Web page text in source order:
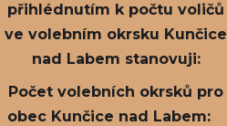
přihlédnutím k počtu voličů
ve volebním okrsku Kunčice
nad Labem stanovuji:
Počet volebních okrsků pro
obec Kunčice nad Labem: